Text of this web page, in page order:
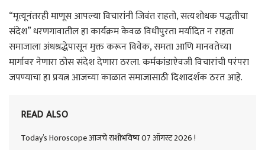
“मृत्यूनंतरही माणूस आपल्या विचारांनी जिवंत राहतो, सत्यशोधक पद्धतीचा
संदेश” धरणगावातील हा कार्यक्रम केवळ विधीपुरता मर्यादित न राहता
समाजाला अंधश्रद्धेपासून मुक्त करून विवेक, समता आणि मानवतेच्या
मार्गावर नेणारा ठोस संदेश देणारा ठरला. कर्मकांडाऐवजी विचारांची परंपरा
जपण्याचा हा प्रयत्न आजच्या काळात समाजासाठी दिशादर्शक ठरत आहे.
READ ALSO
Today’s Horoscope आजचे राशीभविष्य 07 ऑगस्ट 2026 !